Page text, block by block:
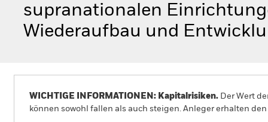
supranationalen
Wiederaufbau und
WICHTIGE INFORMATIONEN: Kapitalrisiken. Der Wert
können sowohl fallen als auch steigen. Anleger erhalten